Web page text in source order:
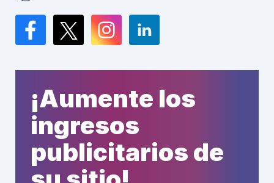
Facebook
TwitterInstagramLinkedIn
¡Aumente los
ingresos
publicitarios de